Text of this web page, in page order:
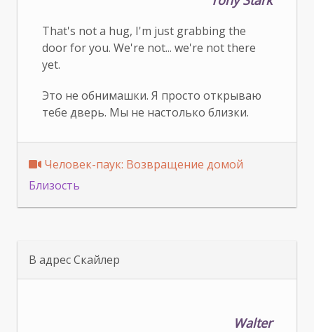
That's not a hug, I'm just grabbing the
door for you. We're not... we're not there
yet.
Это не обнимашки. Я просто открываю
тебе дверь. Мы не настолько близки.
Человек-паук: Bозвращение домой
Близость
В адрес Скайлер
Walter